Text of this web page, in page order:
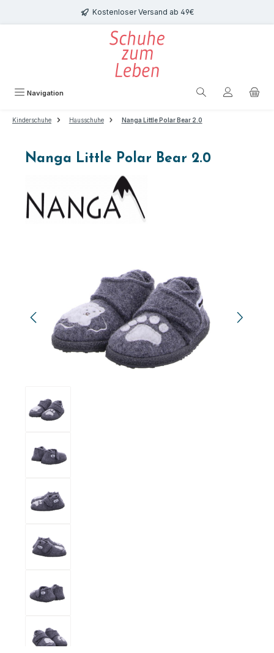
Zum Hauptinhalt springen Kostenloser Versand ab 49€
Navigation
Kinderschuhe Hausschuhe Nanga Little Polar Bear 2.0
Nanga Little Polar Bear 2.0